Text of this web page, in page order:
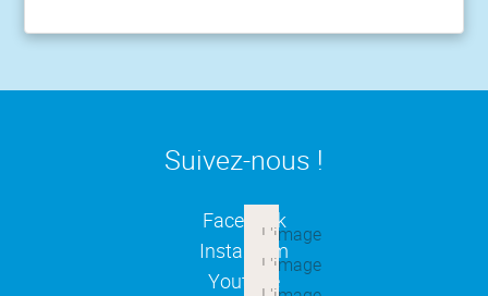
Suivez-nous !
Facebook
(ouverture dans une
Instagram(ouverture dans une
Youtube(ouverture dans une